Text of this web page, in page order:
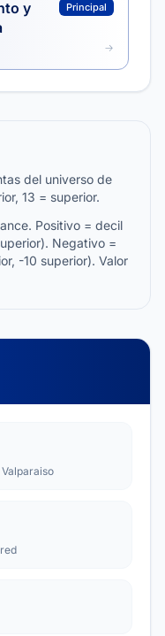
y
Principal
del universo de
13 = superior.
Positivo = decil
Negativo =
-10 superior). Valor
Valparaiso